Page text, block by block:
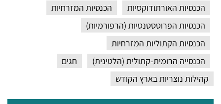
הכנסיות האורתודוקסיות
הכנסיות המזרחיות
הכנסיות הפרוטסטנטיות (הרפורמיות)
הכנסיות הקתוליות המזרחיות
הכנסייה הרומית-קתולית (הלטינית)
חגים
קהילות נוצריות בארץ הקודש